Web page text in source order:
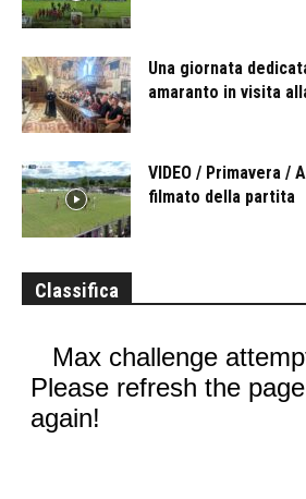
Una giornata
amaranto in visita
VIDEO / Primavera /
filmato della partita
Classifica